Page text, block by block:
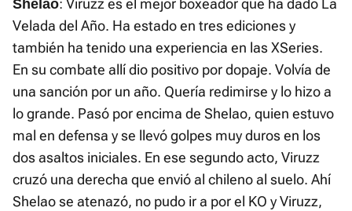
Shelao: Viruzz es el mejor boxeador que ha dado La
Velada del Año. Ha estado en tres ediciones y
también ha tenido una experiencia en las XSeries.
En su combate allí dio positivo por dopaje. Volvía de
una sanción por un año. Quería redimirse y lo hizo a
lo grande. Pasó por encima de Shelao, quien estuvo
mal en defensa y se llevó golpes muy duros en los
dos asaltos iniciales. En ese segundo acto, Viruzz
cruzó una derecha que envió al chileno al suelo. Ahí
Shelao se atenazó, no pudo ir a por el KO y Viruzz,